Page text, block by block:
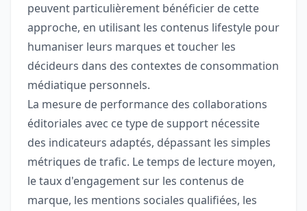
peuvent particulièrement bénéficier de cette
approche, en utilisant les contenus lifestyle pour
humaniser leurs marques et toucher les
décideurs dans des contextes de consommation
médiatique personnels.
La mesure de performance des collaborations
éditoriales avec ce type de support nécessite
des indicateurs adaptés, dépassant les simples
métriques de trafic. Le temps de lecture moyen,
le taux d'engagement sur les contenus de
marque, les mentions sociales qualifiées, les